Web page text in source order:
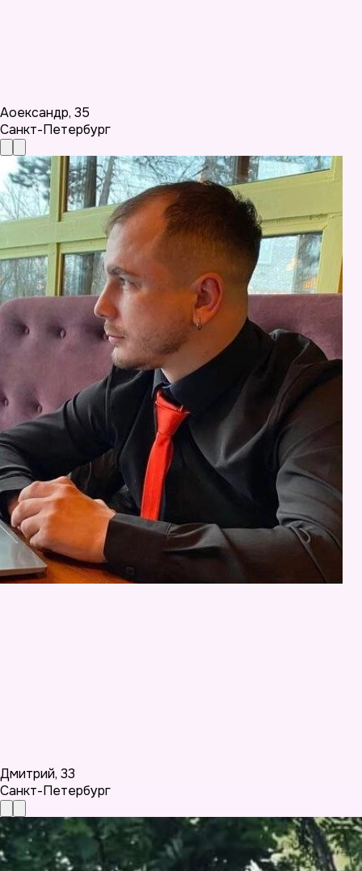
Аоександр, 35
Санкт-Петербург
Дмитрий, 33
Санкт-Петербург